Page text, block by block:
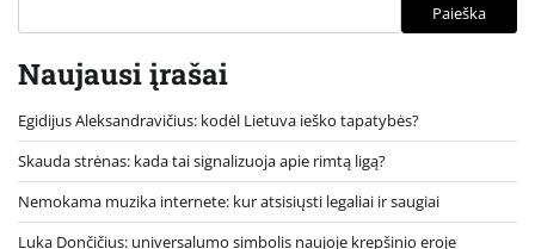
Paieška
Naujausi įrašai
Egidijus Aleksandravičius: kodėl Lietuva ieško tapatybės?
Skauda strėnas: kada tai signalizuoja apie rimtą ligą?
Nemokama muzika internete: kur atsisiųsti legaliai ir saugiai
Luka Dončičius: universalumo simbolis naujoje krepšinio eroje